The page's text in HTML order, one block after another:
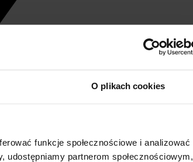
O plikach cookies
funkcje społecznościowe i analizować
partnerom społecznościowym,